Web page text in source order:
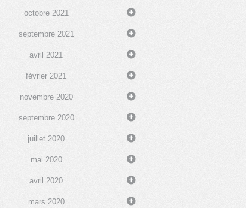
octobre 2021
septembre 2021
avril 2021
février 2021
novembre 2020
septembre 2020
juillet 2020
mai 2020
avril 2020
mars 2020